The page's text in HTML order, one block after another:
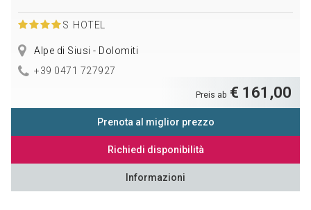
S HOTEL
Alpe di Siusi - Dolomiti
+39 0471 727927
Preis ab € 161,00
Prenota al miglior prezzo
Richiedi disponibilità
Informazioni